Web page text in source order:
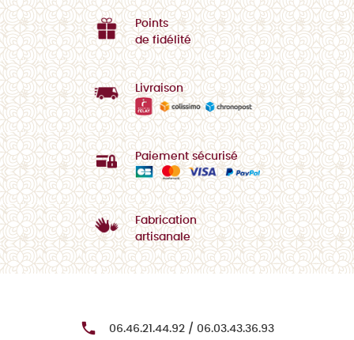
Points
de fidélité
Livraison
Paiement sécurisé
Fabrication
artisanale
 06.46.21.44.92 / 06.03.43.36.93